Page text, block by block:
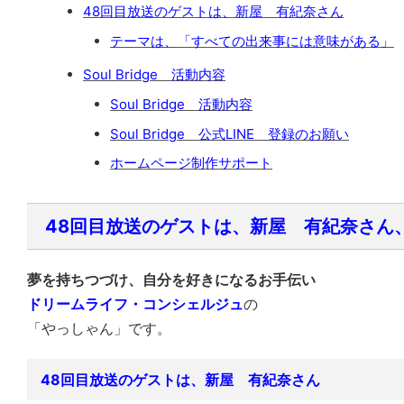
48回目放送のゲストは、新屋 有紀奈さん
テーマは、「すべての出来事には意味がある」
Soul Bridge 活動内容
Soul Bridge 活動内容
Soul Bridge 公式LINE 登録のお願い
ホームページ制作サポート
48回目放送のゲストは、新屋 有紀奈さん
夢を持ちつづけ、自分を好きになるお手伝い
ドリームライフ・コンシェルジュの
「やっしゃん」です。
48回目放送のゲストは、新屋 有紀奈さん